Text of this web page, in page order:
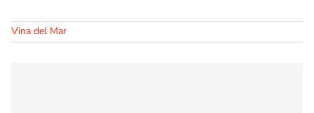
Vina del Mar